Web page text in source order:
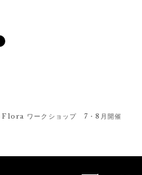
ワークショップ 7・8月開催